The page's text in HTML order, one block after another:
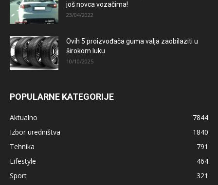
još novca vozačima!
23/04/2022
Ovih 5 proizvođača guma valja zaobilaziti u
širokom luku
10/10/2025
POPULARNE KATEGORIJE
Aktualno
7844
Izbor uredništva
1840
Tehnika
791
Lifestyle
464
Sport
321